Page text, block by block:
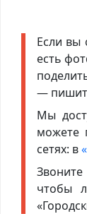
Если вы
есть
—
Мы
можете
сетях: в
чтобы